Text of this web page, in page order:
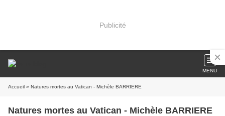
Publicité
MENU
Accueil » Natures mortes au Vatican - Michèle BARRIERE
Natures mortes au Vatican - Michèle BARRIERE